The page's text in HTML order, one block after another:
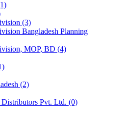
(3)
Bangladesh Planning
MOP, BD (4)
(2)
Pvt. Ltd. (0)